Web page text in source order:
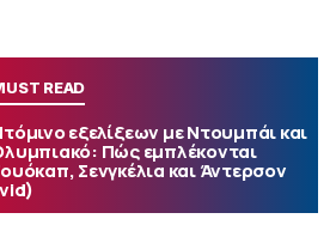
READ
εξελίξεων με Ντουμπάι και
Πώς εμπλέκονται
Σενγκέλια και Άντερσον